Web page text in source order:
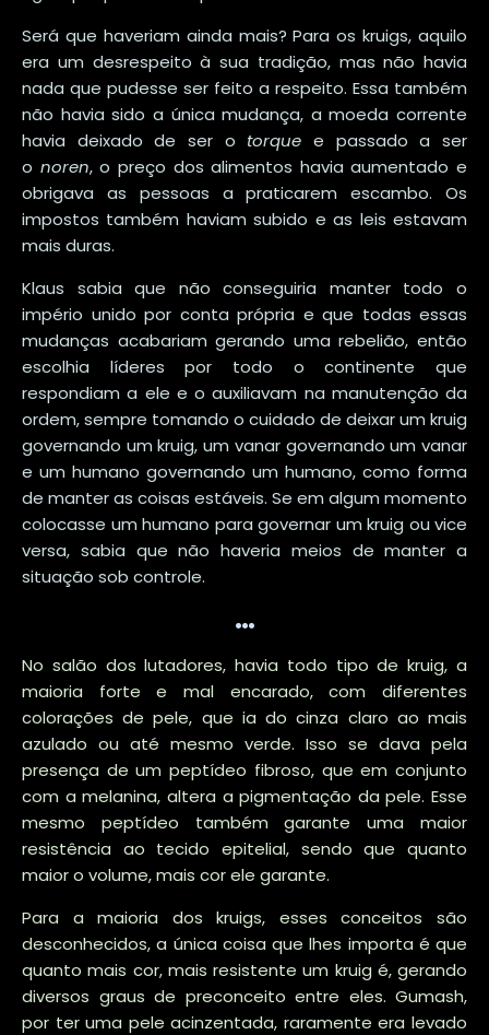
Será que haveriam ainda mais? Para os kruigs, aquilo
era um desrespeito à sua tradição, mas não havia
nada que pudesse ser feito a respeito. Essa também
não havia sido a única mudança, a moeda corrente
havia deixado de ser o torque e passado a ser
o noren, o preço dos alimentos havia aumentado e
obrigava as pessoas a praticarem escambo. Os
impostos também haviam subido e as leis estavam
mais duras.
Klaus sabia que não conseguiria manter todo o
império unido por conta própria e que todas essas
mudanças acabariam gerando uma rebelião, então
escolhia líderes por todo o continente que
respondiam a ele e o auxiliavam na manutenção da
ordem, sempre tomando o cuidado de deixar um kruig
governando um kruig, um vanar governando um vanar
e um humano governando um humano, como forma
de manter as coisas estáveis. Se em algum momento
colocasse um humano para governar um kruig ou vice
versa, sabia que não haveria meios de manter a
situação sob controle.
…
No salão dos lutadores, havia todo tipo de kruig, a
maioria forte e mal encarado, com diferentes
colorações de pele, que ia do cinza claro ao mais
azulado ou até mesmo verde. Isso se dava pela
presença de um peptídeo fibroso, que em conjunto
com a melanina, altera a pigmentação da pele. Esse
mesmo peptídeo também garante uma maior
resistência ao tecido epitelial, sendo que quanto
maior o volume, mais cor ele garante.
Para a maioria dos kruigs, esses conceitos são
desconhecidos, a única coisa que lhes importa é que
quanto mais cor, mais resistente um kruig é, gerando
diversos graus de preconceito entre eles. Gumash,
por ter uma pele acinzentada, raramente era levado